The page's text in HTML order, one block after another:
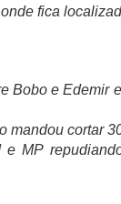
fica
Bobo e Edemir
mandou cortar
e MP